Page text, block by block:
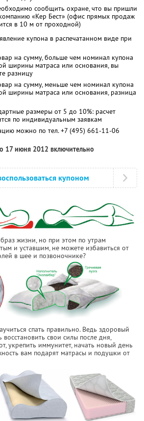
сообщить охране, что вы пришли
«Кер Бест» (офис прямых продаж
в 10 м от проходной)
купона в распечатанном виде при
на сумму, больше чем номинал купона
ширины матраса или основания, вы
разницу
на сумму, меньше чем номинал купона
ширины матраса или основания, разница
размеры от 5 до 10%: расчет
по индивидуальным заявкам
можно по тел. +7 (495) 661-11-06
17 июня 2012 включительно
купоном
жизни, но при этом по утрам
и уставшим, не можете избавиться от
в шее и позвоночнике?
спать правильно. Ведь здоровый
свои силы после дня,
укрепить иммунитет, начать новый день
вам подарят матрасы и подушки от